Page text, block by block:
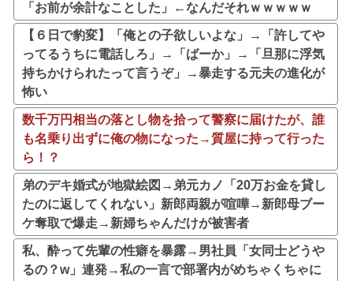
「お前が余計なことした」←なんだそれｗｗｗｗｗ
【６日で豹変】「俺との子欲しいよな」→「許してや
ってるうちに電話しろ」→「ばーか」→「旦那に浮気
持ちかけられたって言うぞ」→暴走する元夫の進化が
怖い
数千万円相当の落とし物を拾って警察に届けたが、誰
も名乗り出ずに俺の物になった→質屋に持って行った
ら！？
弟のデキ婚式が地獄絵図→弟元カノ「20万お金を貸し
たのに返してくれない」新郎両親が喧嘩→新郎母ブー
ケ奪取で爆走→新婦ちゃんだけが被害者
私、酔って先輩の性癖を暴露→男社員「女同士どうや
るの？w」連発→私の一言で部署内がめちゃくちゃに